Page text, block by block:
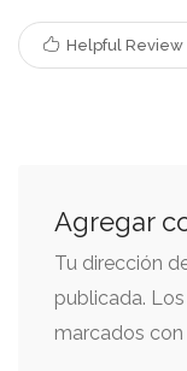
Helpful Review
Agregar
Tu dirección
publicada.
marcados con